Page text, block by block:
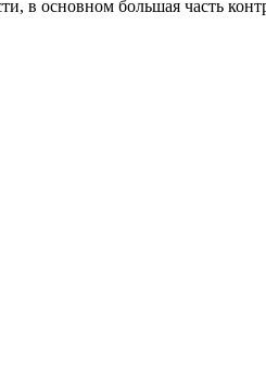
в основном большая часть